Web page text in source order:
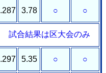
.287 3.78 ○ ○
試合結果は区大会のみ
.297 5.35 ○ ○